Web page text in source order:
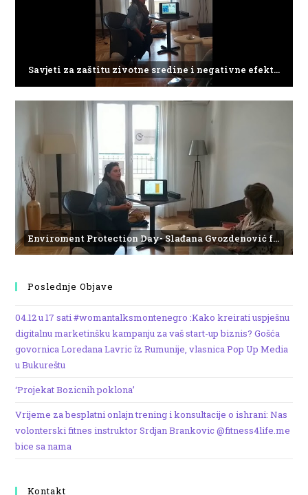
Savjeti za zaštitu zivotne sredine i negativne efekte plasticnog otpada
Enviroment Protection Day- Slađana Gvozdenović from the Institute of Marine Biology
Poslednje Objave
04.12 u 17 sati #womantalksmontenegro :Kako kreirati uspješnu
digitalnu marketinšku kampanju za vaš start-up biznis? Gošća
govornica Loredana Lavric îz Rumunije, vlasnica Pop Up Media
u Bukureštu
‘Projekat Bozicnih poklona’
Vrijeme za besplatni onlajn trening i konsultacije o ishrani: Nas
volonterski fitnes instruktor Srdjan Brankovic @fitness4life.me
bice sa nama
Kontakt